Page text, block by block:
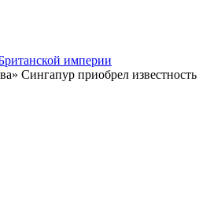
империи
Сингапур приобрел известность